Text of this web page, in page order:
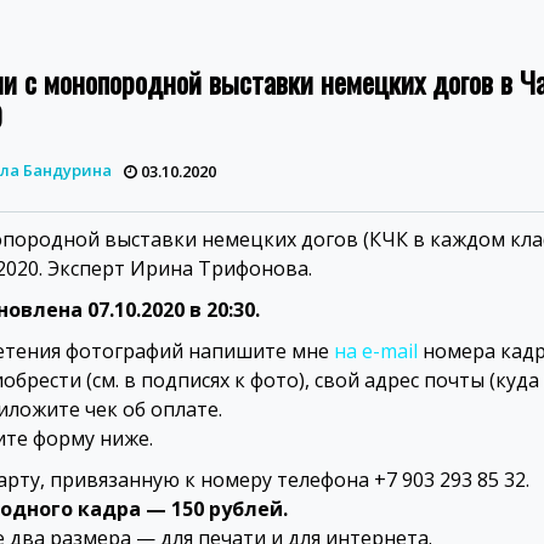
с монопородной выставки немецких догов в
Бандурина 03.10.2020
выставки немецких догов (КЧК в каждом
Эксперт Ирина Трифонова.
07.10.2020 в 20:30.
фотографий напишите мне на e-mail номера
(см. в подписях к фото), свой адрес почты
чек об оплате.
форму ниже.
привязанную к номеру телефона +7 903 293 85 32.
кадра — 150 рублей.
два размера — для печати и для интернета.